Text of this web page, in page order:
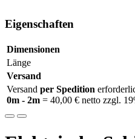
Eigenschaften
Dimensionen
Länge
Versand
Versand per Spedition
0m - 2m = 40,00 € netto zzgl.